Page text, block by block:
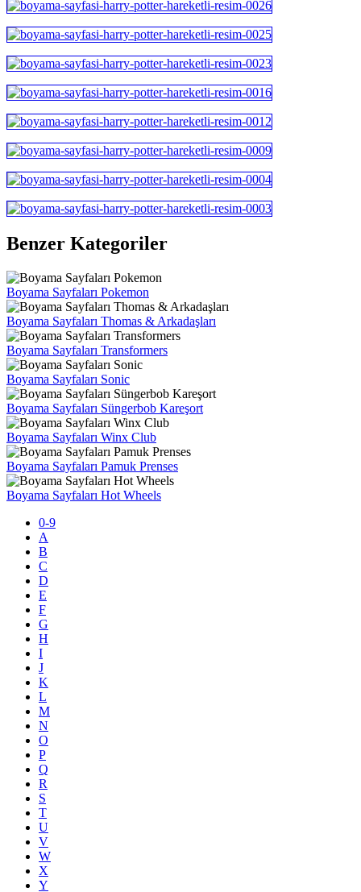
Benzer Kategoriler
Boyama Sayfaları Pokemon
Boyama Sayfaları Thomas & Arkadaşları
Boyama Sayfaları Transformers
Boyama Sayfaları Sonic
Boyama Sayfaları Süngerbob Kareşort
Boyama Sayfaları Winx Club
Boyama Sayfaları Pamuk Prenses
Boyama Sayfaları Hot Wheels
0-9
A
B
C
D
E
F
G
H
I
J
K
L
M
N
O
P
Q
R
S
T
U
V
W
X
Y